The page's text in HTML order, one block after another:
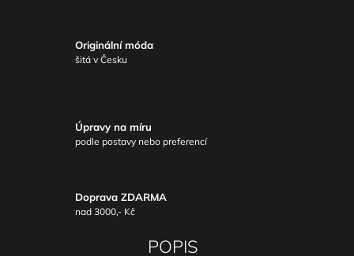
Originální móda
šitá v Česku
Úpravy na míru
podle postavy nebo preferencí
Doprava ZDARMA
nad 3000,- Kč
POPIS